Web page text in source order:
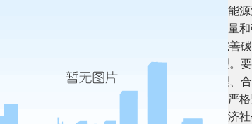
控”制度，新增可再生能源和原料用能不纳入能
统计核算体系，推动能源“双控”向碳排放总量
资、金融政策。要充分发挥市场机制作用，完善
接协调。第六，积极参与和引领全球气候治理。
判议程和国际规则制定，推动构建公平合理、
强党对“双碳”工作的领导，加强统筹协调，严
责任，将“双碳”工作相关指标纳入各地区经济